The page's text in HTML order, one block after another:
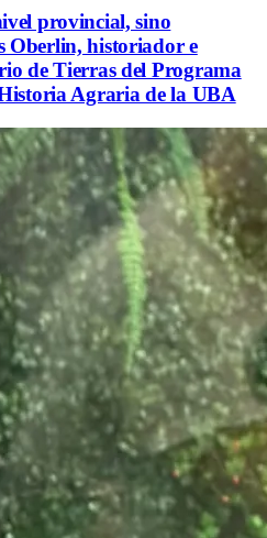
provincial, sino
Oberlin, historiador e
de Tierras del Programa
Agraria de la UBA